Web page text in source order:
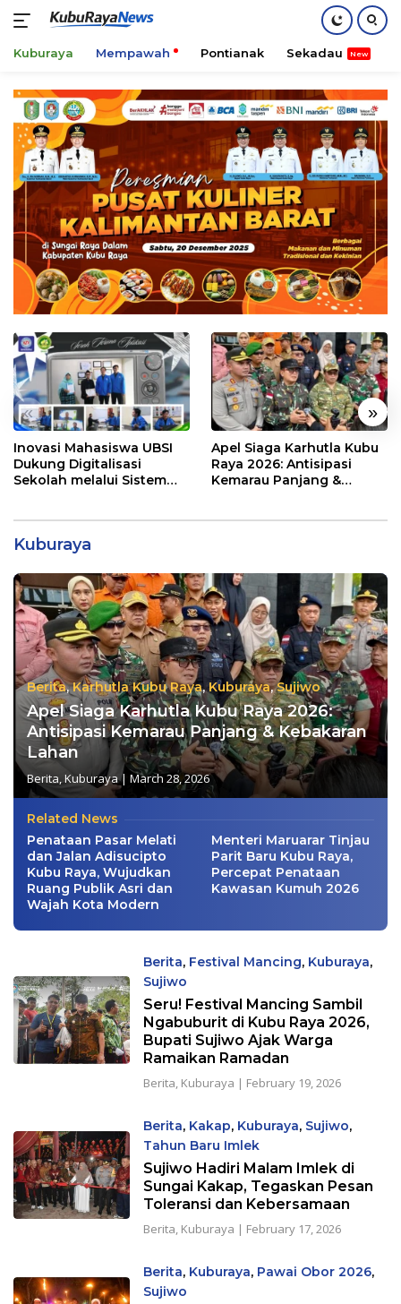
content
Kuburaya Mempawah Pontianak Sekadau
« »
Inovasi Mahasiswa UBSI
Dukung Digitalisasi
Sekolah melalui Sistem
Apel Siaga Karhutla Kubu
Raya 2026: Antisipasi
Kemarau Panjang &
Kuburaya
Berita,Karhutla Kubu Raya,Kuburaya,Sujiwo
Apel Siaga Karhutla Kubu Raya 2026:
Antisipasi Kemarau Panjang & Kebakaran
Lahan
Berita,Kuburaya| March 28, 2026
Related News
Penataan Pasar Melati
dan Jalan Adisucipto
Kubu Raya, Wujudkan
Ruang Publik Asri dan
Wajah Kota Modern
Menteri Maruarar Tinjau
Parit Baru Kubu Raya,
Percepat Penataan
Kawasan Kumuh 2026
Berita, Festival Mancing, Kuburaya,
Sujiwo
Seru! Festival Mancing Sambil
Ngabuburit di Kubu Raya 2026,
Bupati Sujiwo Ajak Warga
Ramaikan Ramadan
Berita, Kuburaya | February 19, 2026
Berita, Kakap, Kuburaya, Sujiwo,
Tahun Baru Imlek
Sujiwo Hadiri Malam Imlek di
Sungai Kakap, Tegaskan Pesan
Toleransi dan Kebersamaan
Berita, Kuburaya | February 17, 2026
Berita, Kuburaya, Pawai Obor 2026,
Sujiwo